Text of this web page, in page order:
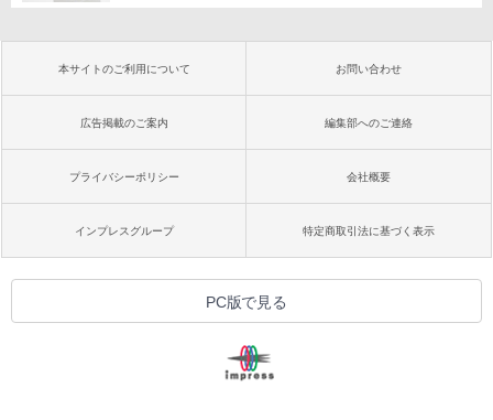
本サイトのご利用について お問い合わせ
広告掲載のご案内 編集部へのご連絡
プライバシーポリシー 会社概要
インプレスグループ 特定商取引法に基づく表示
PC版で見る